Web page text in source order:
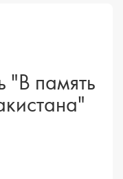
"В память